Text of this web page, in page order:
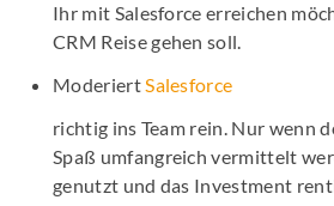
Ihr mit Salesforce erreichen
CRM Reise gehen soll.
ModeriertSalesforce
richtig ins Team rein. Nur wenn
Spaß umfangreich vermittelt
genutzt und das Investment